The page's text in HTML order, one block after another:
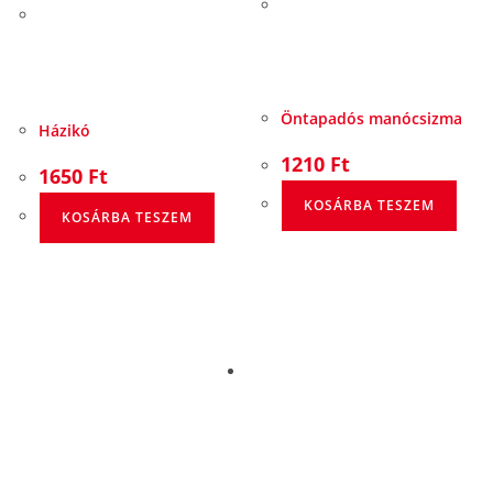
Házikó
1650 Ft
KOSÁRBA TESZEM
Öntapadós manócsizma
1210 Ft
KOSÁRBA TESZEM